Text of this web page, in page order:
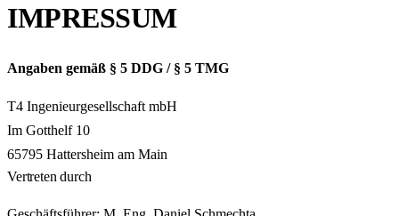
IMPRESSUM
Angaben gemäß § 5 DDG / § 5 TMG
T4 Ingenieurgesellschaft mbH
Im Gotthelf 10
65795 Hattersheim am Main
Vertreten durch